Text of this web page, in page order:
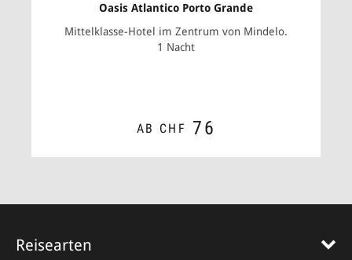
Oasis Atlantico Porto Grande
Mittelklasse-Hotel im Zentrum von Mindelo.
1 Nacht
AB CHF 76
Reisearten